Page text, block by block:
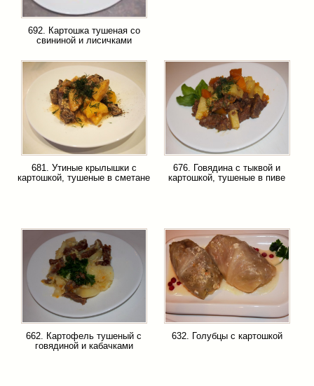
692. Картошка тушеная со
свининой и лисичками
681. Утиные крылышки с
картошкой, тушеные в сметане
676. Говядина с тыквой и
картошкой, тушеные в пиве
662. Картофель тушеный с
говядиной и кабачками
632. Голубцы с картошкой